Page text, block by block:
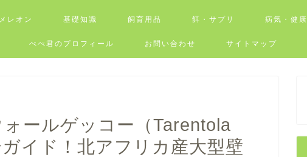
レオン 基礎知識 飼育用品 餌・サプリ 病気・健康
ぺぺ君のプロフィール お問い合わせ サイトマップ
ールゲッコー（Tarentola
イド！北アフリカ産大型壁